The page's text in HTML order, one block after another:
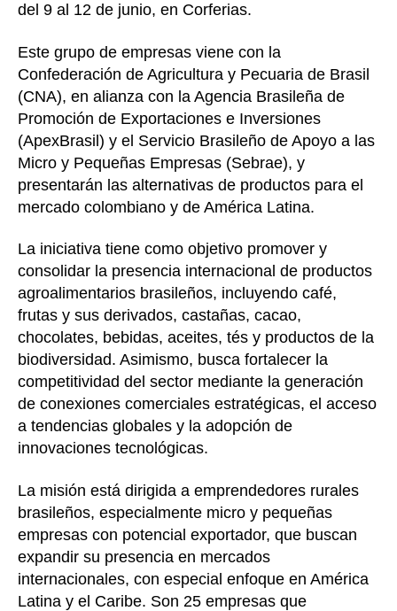
del 9 al 12 de junio, en Corferias.
Este grupo de empresas viene con la
Confederación de Agricultura y Pecuaria de Brasil
(CNA), en alianza con la Agencia Brasileña de
Promoción de Exportaciones e Inversiones
(ApexBrasil) y el Servicio Brasileño de Apoyo a las
Micro y Pequeñas Empresas (Sebrae), y
presentarán las alternativas de productos para el
mercado colombiano y de América Latina.
La iniciativa tiene como objetivo promover y
consolidar la presencia internacional de productos
agroalimentarios brasileños, incluyendo café,
frutas y sus derivados, castañas, cacao,
chocolates, bebidas, aceites, tés y productos de la
biodiversidad. Asimismo, busca fortalecer la
competitividad del sector mediante la generación
de conexiones comerciales estratégicas, el acceso
a tendencias globales y la adopción de
innovaciones tecnológicas.
La misión está dirigida a emprendedores rurales
brasileños, especialmente micro y pequeñas
empresas con potencial exportador, que buscan
expandir su presencia en mercados
internacionales, con especial enfoque en América
Latina y el Caribe. Son 25 empresas que